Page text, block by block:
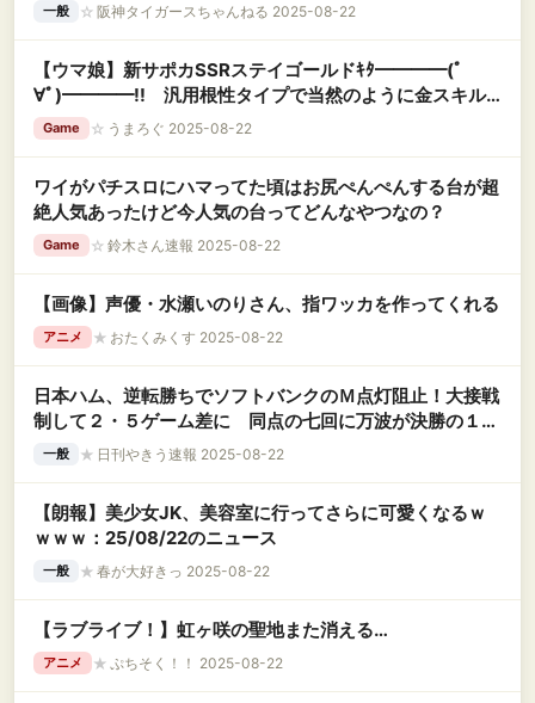
一般 ☆ 阪神タイガースちゃんねる 2025-08-22
【ウマ娘】新サポカSSRステイゴールドｷﾀ━━━━(ﾟ
∀ﾟ)━━━━!! 汎用根性タイプで当然のように金スキル2
種！人権すぎる性能に「余、逝く…。」
Game ☆ うまろぐ 2025-08-22
ワイがパチスロにハマってた頃はお尻ぺんぺんする台が超
絶人気あったけど今人気の台ってどんなやつなの？
Game ☆ 鈴木さん速報 2025-08-22
【画像】声優・水瀬いのりさん、指ワッカを作ってくれる
アニメ ★ おたくみくす 2025-08-22
日本ハム、逆転勝ちでソフトバンクのＭ点灯阻止！大接戦
制して２・５ゲーム差に 同点の七回に万波が決勝の１９
号ソロ
一般 ★ 日刊やきう速報 2025-08-22
【朗報】美少女JK、美容室に行ってさらに可愛くなるｗ
ｗｗｗ：25/08/22のニュース
一般 ★ 春が大好きっ 2025-08-22
【ラブライブ！】虹ヶ咲の聖地また消える…
アニメ ★ ぷちそく！！ 2025-08-22